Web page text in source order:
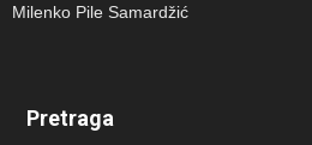
Milenko Pile Samardžić
Pretraga